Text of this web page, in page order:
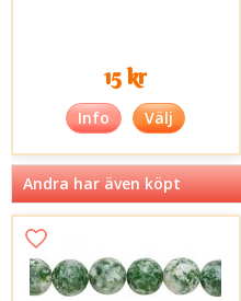
15 kr
Info Välj
Andra har även köpt